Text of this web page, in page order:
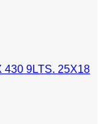
430 9LTS. 25X18